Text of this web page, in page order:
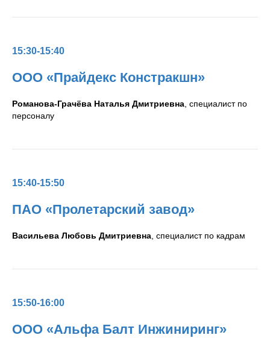
15:30-15:40
ООО «Прайдекс Констракшн»
Романова-Грачёва Наталья Дмитриевна , специалист по
персоналу
15:40-15:50
ПАО «Пролетарский завод»
Васильева Любовь Дмитриевна , специалист по кадрам
15:50-16:00
ООО «Альфа Балт Инжиниринг»